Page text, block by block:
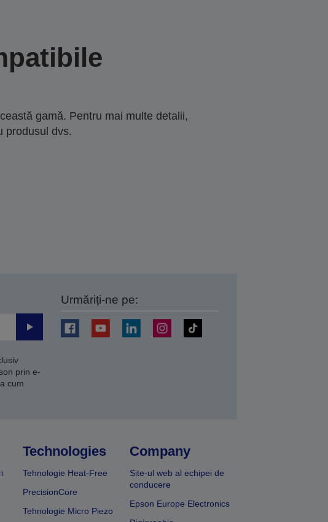
gamă. Pentru mai multe detalii,
produsul dvs.
Trimiteți
prin e-
cum
Urmăriți-ne pe:
Technologies
Tehnologie Heat-Free
PrecisionCore
Tehnologie Micro Piezo
Company
Site-ul web al echipei de
conducere
Epson Europe Electronics